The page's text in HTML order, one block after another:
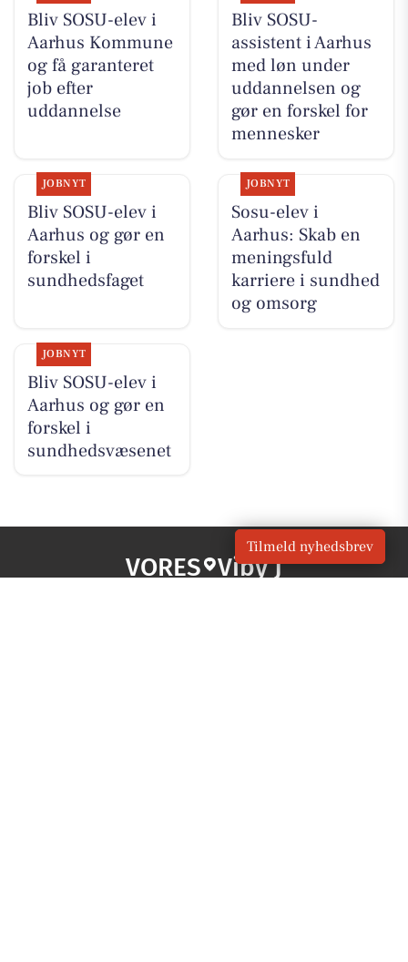
Bliv SOSU-elev i
Aarhus Kommune
og få garanteret
job efter
uddannelse
Bliv SOSU-
assistent i Aarhus
med løn under
uddannelsen og
gør en forskel for
mennesker
JOBNYT
Bliv SOSU-elev i
Aarhus og gør en
forskel i
sundhedsfaget
JOBNYT
Sosu-elev i
Aarhus: Skab en
meningsfuld
karriere i sundhed
og omsorg
JOBNYT
Bliv SOSU-elev i
Aarhus og gør en
forskel i
sundhedsvæsenet
VORES Viby J
Tilmeld nyhedsbrev